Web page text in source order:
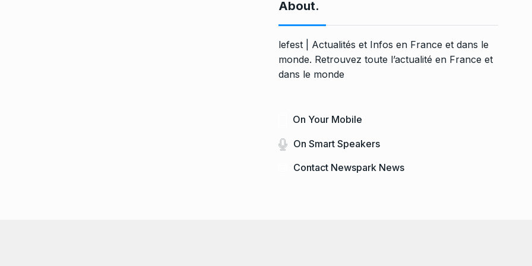
About.
lefest | Actualités et Infos en France et dans le
monde. Retrouvez toute l’actualité en France et
dans le monde
On Your Mobile
On Smart Speakers
Contact Newspark News